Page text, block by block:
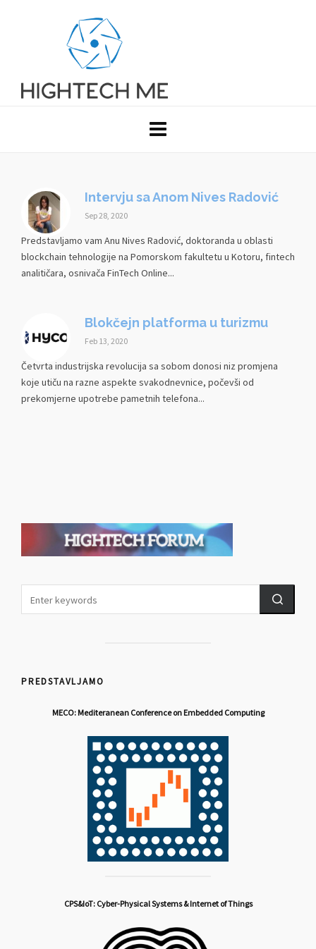
Intervju sa Anom Nives Radović
Sep 28, 2020
Predstavljamo vam Anu Nives Radović, doktoranda u oblasti
blockchain tehnologije na Pomorskom fakultetu u Kotoru, fintech
analitičara, osnivača FinTech Online...
Blokčejn platforma u turizmu
Feb 13, 2020
Četvrta industrijska revolucija sa sobom donosi niz promjena
koje utiču na razne aspekte svakodnevnice, počevši od
prekomjerne upotrebe pametnih telefona...
PREDSTAVLJAMO
MECO: Mediteranean Conference on Embedded Computing
CPS&IoT: Cyber-Physical Systems & Internet of Things